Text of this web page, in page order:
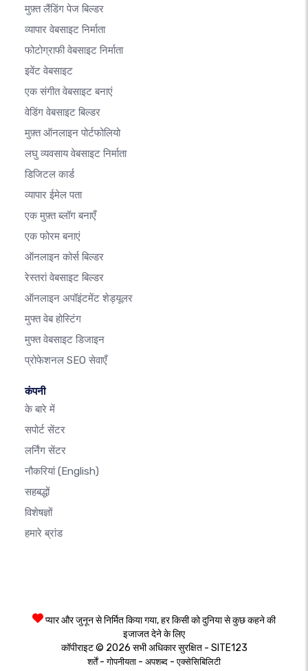
मुफ़्त लैंडिंग पेज बिल्डर
व्यापार वेबसाइट निर्माता
फोटोग्राफी वेबसाइट निर्माता
इवेंट वेबसाइट
एक संगीत वेबसाइट बनाएं
वेडिंग वेबसाइट बिल्डर
मुफ़्त ऑनलाइन पोर्टफोलियो
लघु व्यवसाय वेबसाइट निर्माता
डिजिटल कार्ड
व्यापार ईमेल पता
एक मुफ़्त ब्लॉग बनाएँ
एक फोरम बनाएं
ऑनलाइन कोर्स बिल्डर
रेस्तरां वेबसाइट बिल्डर
ऑनलाइन अपॉइंटमेंट शेड्यूलर
मुफ्त वेब होस्टिंग
मुफ्त वेबसाइट डिजाइन
प्रोफेशनल SEO सेवाएँ
कंपनी
के बारे में
सपोर्ट सेंटर
लर्निंग सेंटर
नौकरियां(English)
सहबद्धों
विशेषज्ञों
हमारे ब्रांड
प्यार और जुनून से निर्मित किया गया, हर किसी को दुनिया से कुछ कहने की
इजाजत देने के लिए
कॉपीराइट © 2026 सभी अधिकार सुरक्षित - SITE123
शर्तें-गोपनीयता - अपशब्द -एक्सेसिबिलिटी